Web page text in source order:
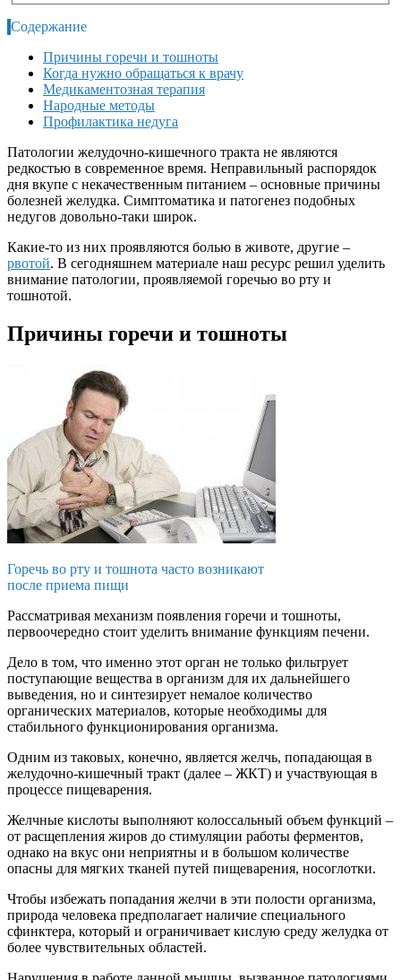
Содержание
Причины горечи и тошноты
Когда нужно обращаться к врачу
Медикаментозная терапия
Народные методы
Профилактика недуга
Патологии желудочно-кишечного тракта не являются
редкостью в современное время. Неправильный распорядок
дня вкупе с некачественным питанием – основные причины
болезней желудка. Симптоматика и патогенез подобных
недугов довольно-таки широк.
Какие-то из них проявляются болью в животе, другие –
рвотой. В сегодняшнем материале наш ресурс решил уделить
внимание патологии, проявляемой горечью во рту и
тошнотой.
Причины горечи и тошноты
Горечь во рту и тошнота часто возникают
после приема пищи
Рассматривая механизм появления горечи и тошноты,
первоочередно стоит уделить внимание функциям печени.
Дело в том, что именно этот орган не только фильтрует
поступающие вещества в организм для их дальнейшего
выведения, но и синтезирует немалое количество
органических материалов, которые необходимы для
стабильного функционирования организма.
Одним из таковых, конечно, является желчь, попадающая в
желудочно-кишечный тракт (далее – ЖКТ) и участвующая в
процессе пищеварения.
Желчные кислоты выполняют колоссальный объем функций –
от расщепления жиров до стимуляции работы ферментов,
однако на вкус они неприятны и в большом количестве
опасны для мягких тканей путей пищеварения, носоглотки.
Чтобы избежать попадания желчи в эти полости организма,
природа человека предполагает наличие специального
сфинктера, который и ограничивает кислую среду желудка от
более чувствительных областей.